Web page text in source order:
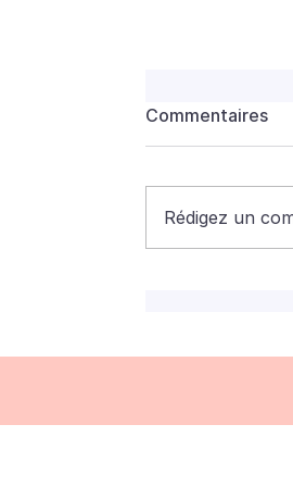
Commentaires
Rédigez un